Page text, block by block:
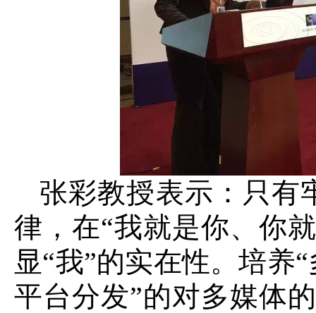
张彩教授表示：只有
律，在“我就是你、你
显“我”的实在性。培养
平台分发”的对多媒体